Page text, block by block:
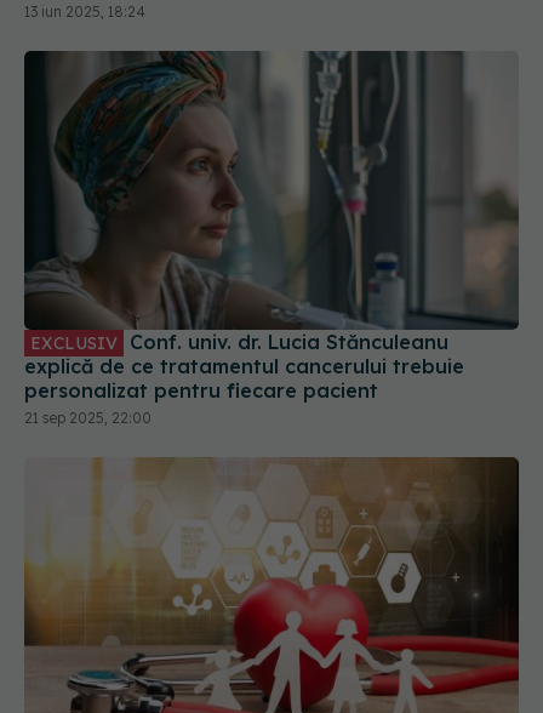
13 iun 2025, 18:24
EXCLUSIV
explică de ce tratamentul cancerului trebuie
personalizat pentru fiecare pacient
21 sep 2025, 22:00